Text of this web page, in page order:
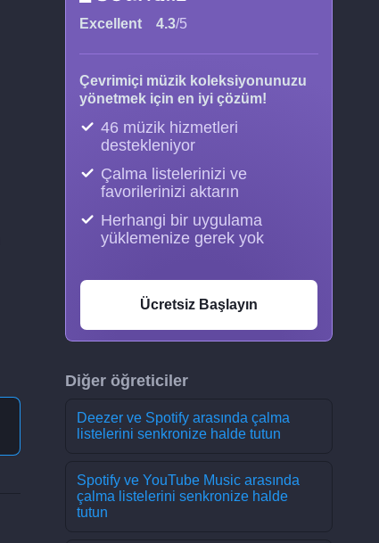
Excellent 4.3/5
Çevrimiçi müzik koleksiyonunuzu
yönetmek için en iyi çözüm!
46 müzik hizmetleri
destekleniyor
Çalma listelerinizi ve
favorilerinizi aktarın
Herhangi bir uygulama
yüklemenize gerek yok
Ücretsiz Başlayın
Diğer öğreticiler
Deezer ve Spotify arasında çalma
listelerini senkronize halde tutun
Spotify ve YouTube Music arasında
çalma listelerini senkronize halde
tutun